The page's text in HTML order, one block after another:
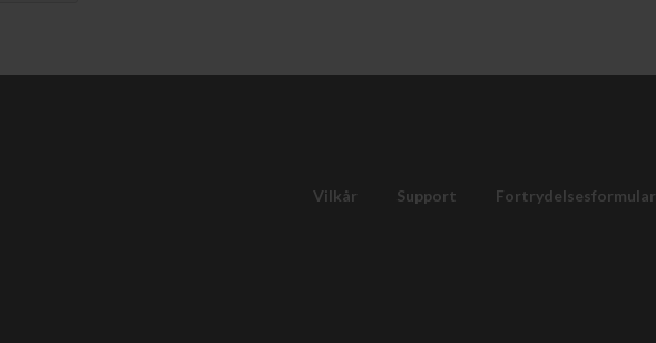
Vilkår Support Fortrydelsesformular